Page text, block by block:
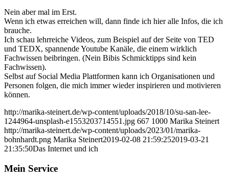
Nein aber mal im Erst.
Wenn ich etwas erreichen will, dann finde ich hier alle Infos, die ich
brauche.
Ich schau lehrreiche Videos, zum Beispiel auf der Seite von TED
und TEDX, spannende Youtube Kanäle, die einem wirklich
Fachwissen beibringen. (Nein Bibis Schmicktipps sind kein
Fachwissen).
Selbst auf Social Media Plattformen kann ich Organisationen und
Personen folgen, die mich immer wieder inspirieren und motivieren
können.
http://marika-steinert.de/wp-content/uploads/2018/10/su-san-lee-
1244964-unsplash-e1553203714551.jpg 667 1000 Marika Steinert
http://marika-steinert.de/wp-content/uploads/2023/01/marika-
bohnhardt.png Marika Steinert2019-02-08 21:59:252019-03-21
21:35:50Das Internet und ich
Mein Service